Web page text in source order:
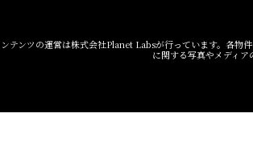
テンツの運営は株式会社Planet Labsが行っています。各
に関する写真やメディ